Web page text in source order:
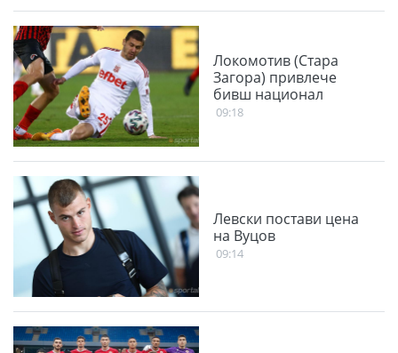
Локомотив (Стара
Загора) привлече
бивш национал
09:18
Левски постави цена
на Вуцов
09:14